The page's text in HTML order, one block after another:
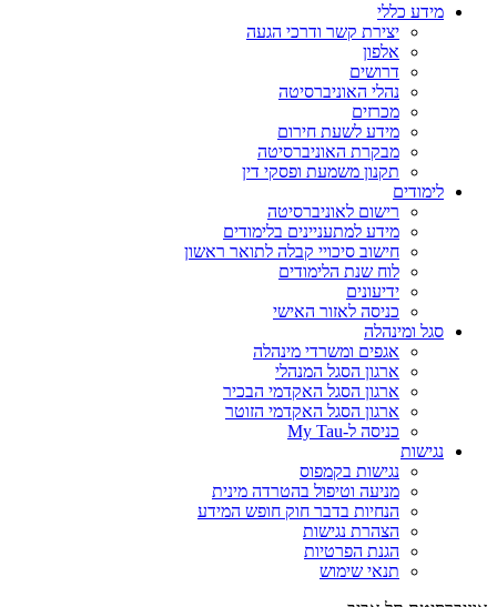
מידע כללי
יצירת קשר ודרכי הגעה
אלפון
דרושים
נהלי האוניברסיטה
מכרזים
מידע לשעת חירום
מבקרת האוניברסיטה
תקנון משמעת ופסקי דין
לימודים
רישום לאוניברסיטה
מידע למתעניינים בלימודים
חישוב סיכויי קבלה לתואר ראשון
לוח שנת הלימודים
ידיעונים
כניסה לאזור האישי
סגל ומינהלה
אגפים ומשרדי מינהלה
ארגון הסגל המנהלי
ארגון הסגל האקדמי הבכיר
ארגון הסגל האקדמי הזוטר
כניסה ל-My Tau
נגישות
נגישות בקמפוס
מניעה וטיפול בהטרדה מינית
הנחיות בדבר חוק חופש המידע
הצהרת נגישות
הגנת הפרטיות
תנאי שימוש